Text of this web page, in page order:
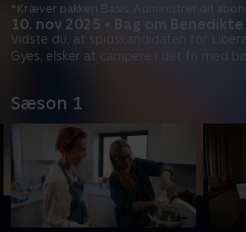
10. nov 2025 • Bag om Benedikte
Vidste du, at spidskandidaten for
Gyes, elsker at campere i det fri med
*Kræver pakken Basis. Administrer dit
Sæson 1